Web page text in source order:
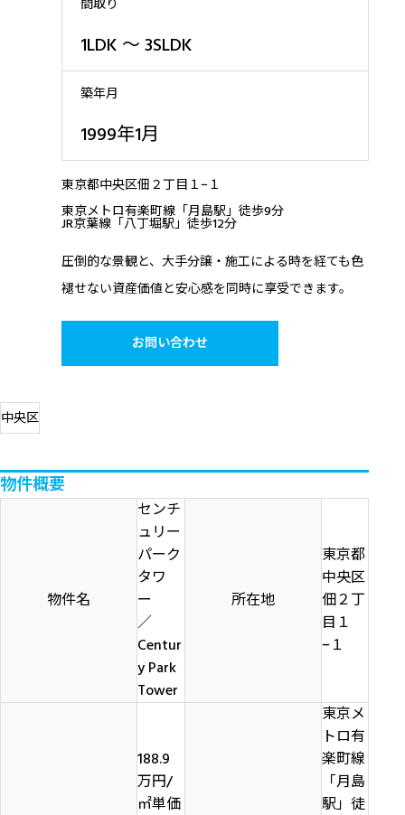
間取り
1LDK 〜 3SLDK
築年月
1999年1月
東京都中央区佃２丁目１−１
東京メトロ有楽町線「月島駅」徒歩9分
JR京葉線「八丁堀駅」徒歩12分
圧倒的な景観と、大手分譲・施工による時を経ても色
褪せない資産価値と安心感を同時に享受できます。
お問い合わせ
中央区
物件概要
物件名
センチ
ュリー
パーク
タワ
ー
／
Centur
y Park
Tower
所在地
東京都
中央区
佃２丁
目１
−１
188.9
万円/
㎡単価
東京メ
トロ有
楽町線
「月島
駅」徒